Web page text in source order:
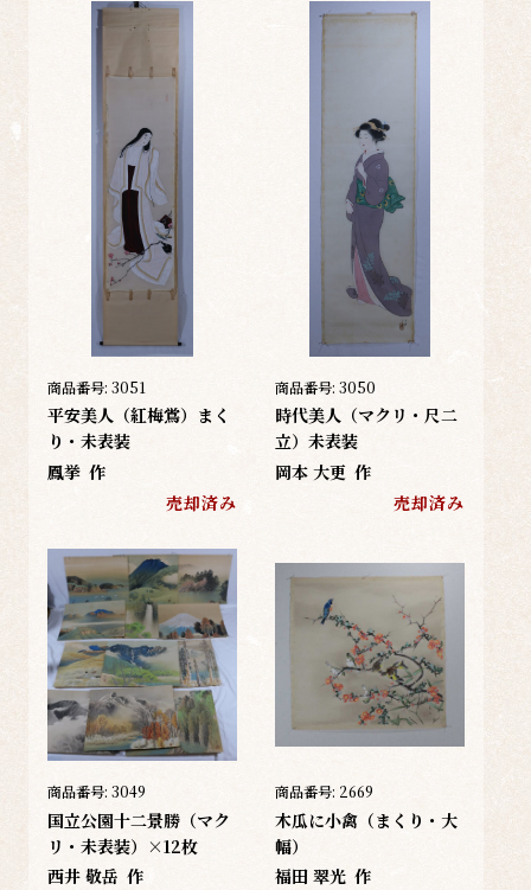
商品番号: 3051
平安美人（紅梅鴬）まく
り・未表装
鳳挙 作
売却済み
商品番号: 3050
時代美人（マクリ・尺二
立）未表装
岡本 大更 作
売却済み
商品番号: 3049
国立公園十二景勝（マク
リ・未表装）×12枚
西井 敬岳 作
商品番号: 2669
木瓜に小禽（まくり・大
幅）
福田 翠光 作